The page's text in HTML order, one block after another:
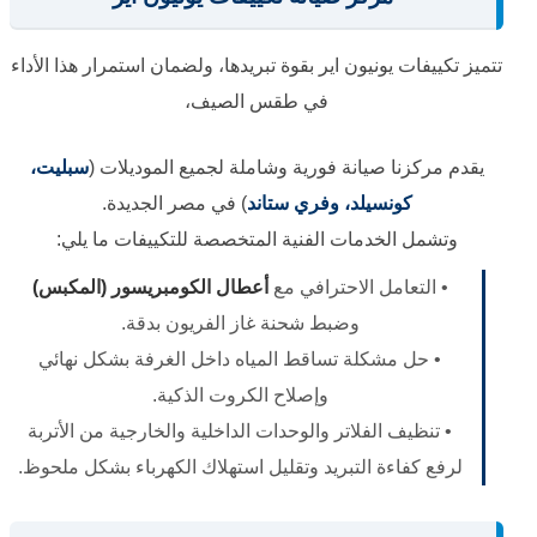
تتميز تكييفات يونيون اير بقوة تبريدها، ولضمان استمرار هذا الأداء
في طقس الصيف،
يقدم مركزنا صيانة فورية وشاملة لجميع الموديلات (سبليت،
كونسيلد، وفري ستاند) في مصر الجديدة.
وتشمل الخدمات الفنية المتخصصة للتكييفات ما يلي:
• التعامل الاحترافي مع أعطال الكومبريسور (المكبس)
وضبط شحنة غاز الفريون بدقة.
• حل مشكلة تساقط المياه داخل الغرفة بشكل نهائي
وإصلاح الكروت الذكية.
• تنظيف الفلاتر والوحدات الداخلية والخارجية من الأتربة
لرفع كفاءة التبريد وتقليل استهلاك الكهرباء بشكل ملحوظ.